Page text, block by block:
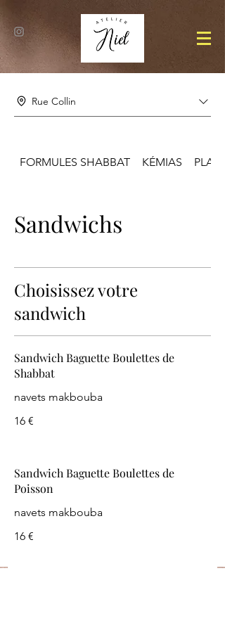
Rue Collin
FORMULES SHABBAT KÉMIAS PLATS
Sandwichs
Choisissez votre
sandwich
Sandwich Baguette Boulettes de
Shabbat
navets makbouba
16 €
Sandwich Baguette Boulettes de
Poisson
navets makbouba
16 €